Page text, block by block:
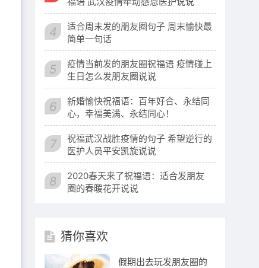
4
适合周末发的朋友圈句子 周末愉快最
简单一句话
5
疫情当前发的朋友圈祝福语 疫情碰上
生日怎么发朋友圈说说
6
新婚愉快祝福语：百年好合、永结同
心，幸福美满、永结同心！
7
祝福武汉战胜疫情的句子 希望逆行的
医护人员平安凯旋说说
8
2020春天来了祝福语：适合发朋友
圈的春暖花开说说
猜你喜欢
假期出去玩发朋友圈的